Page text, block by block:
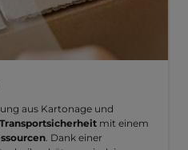
aus Kartonage und
Transportsicherheit mit einem
. Dank einer